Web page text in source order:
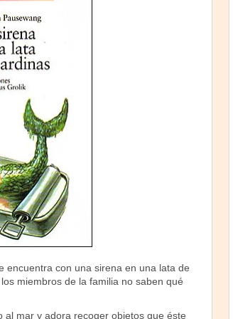
encuentra con una sirena en una lata de
miembros de la familia no saben qué
al mar y adora recoger objetos que éste